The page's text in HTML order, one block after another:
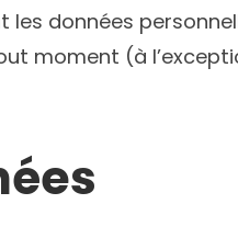
données
moment (à